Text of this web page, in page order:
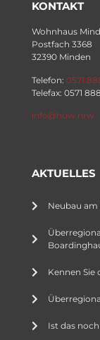
KONTAKT
Wohnhaus
Postfach 3368
32390 Minden
Telefon: 0571
Telefax: 0571
info@huw.nrw
AKTUELLES
Neubau
Kennen Sie
Ist das